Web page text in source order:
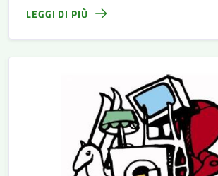
LEGGI DI PIÙ